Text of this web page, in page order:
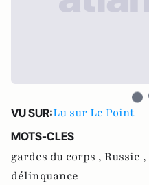
VU SUR:Lu sur Le Point
MOTS-CLES
gardes du corps , Russie ,
délinquance